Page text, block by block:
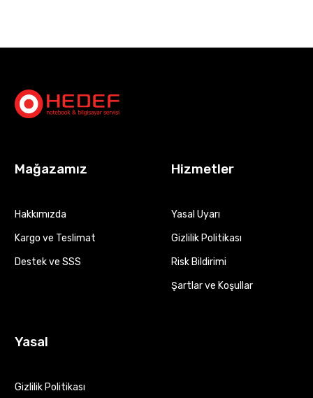
Mağazamız
Hakkımızda
Kargo ve Teslimat
Destek ve SSS
Hizmetler
Yasal Uyarı
Gizlilik Politikası
Risk Bildirimi
Şartlar ve Koşullar
Yasal
Gizlilik Politikası